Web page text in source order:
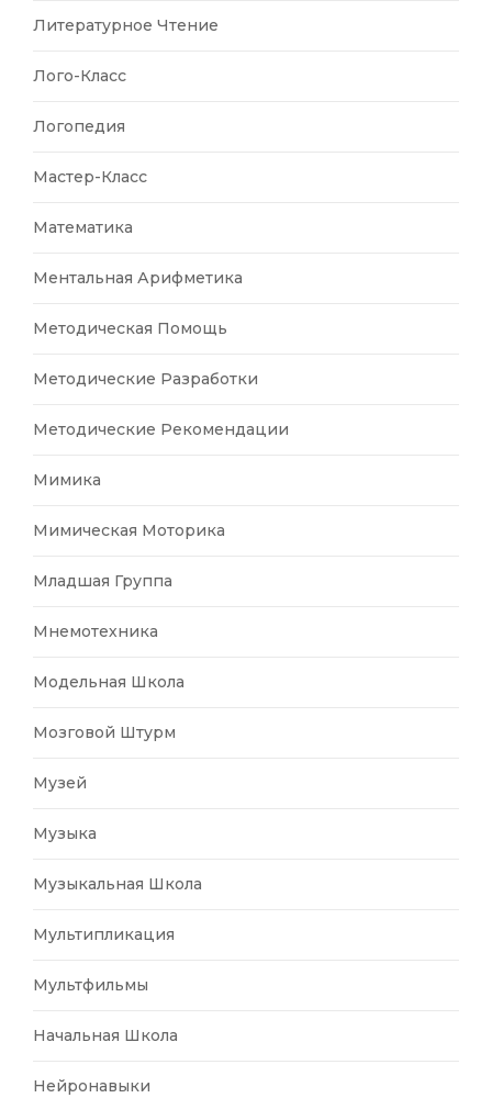
Литературное Чтение
Лого-Класс
Логопедия
Мастер-Класс
Математика
Ментальная Арифметика
Методическая Помощь
Методические Разработки
Методические Рекомендации
Мимика
Мимическая Моторика
Младшая Группа
Мнемотехника
Модельная Школа
Мозговой Штурм
Музей
Музыка
Музыкальная Школа
Мультипликация
Мультфильмы
Начальная Школа
Нейронавыки